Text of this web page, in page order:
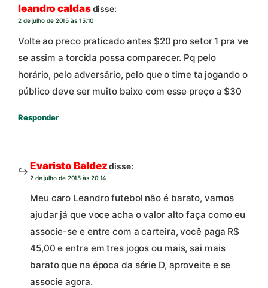
leandro caldasdisse:
2 de julho de 2015 às 15:10
Volte ao preco praticado antes $20 pro setor 1 pra ve
se assim a torcida possa comparecer. Pq pelo
horário, pelo adversário, pelo que o time ta jogando o
público deve ser muito baixo com esse preço a $30
Responder
Evaristo Baldez disse:
2 de julho de 2015 às 20:14
Meu caro Leandro futebol não é barato, vamos
ajudar já que voce acha o valor alto faça como eu
associe-se e entre com a carteira, você paga R$
45,00 e entra em tres jogos ou mais, sai mais
barato que na época da série D, aproveite e se
associe agora.